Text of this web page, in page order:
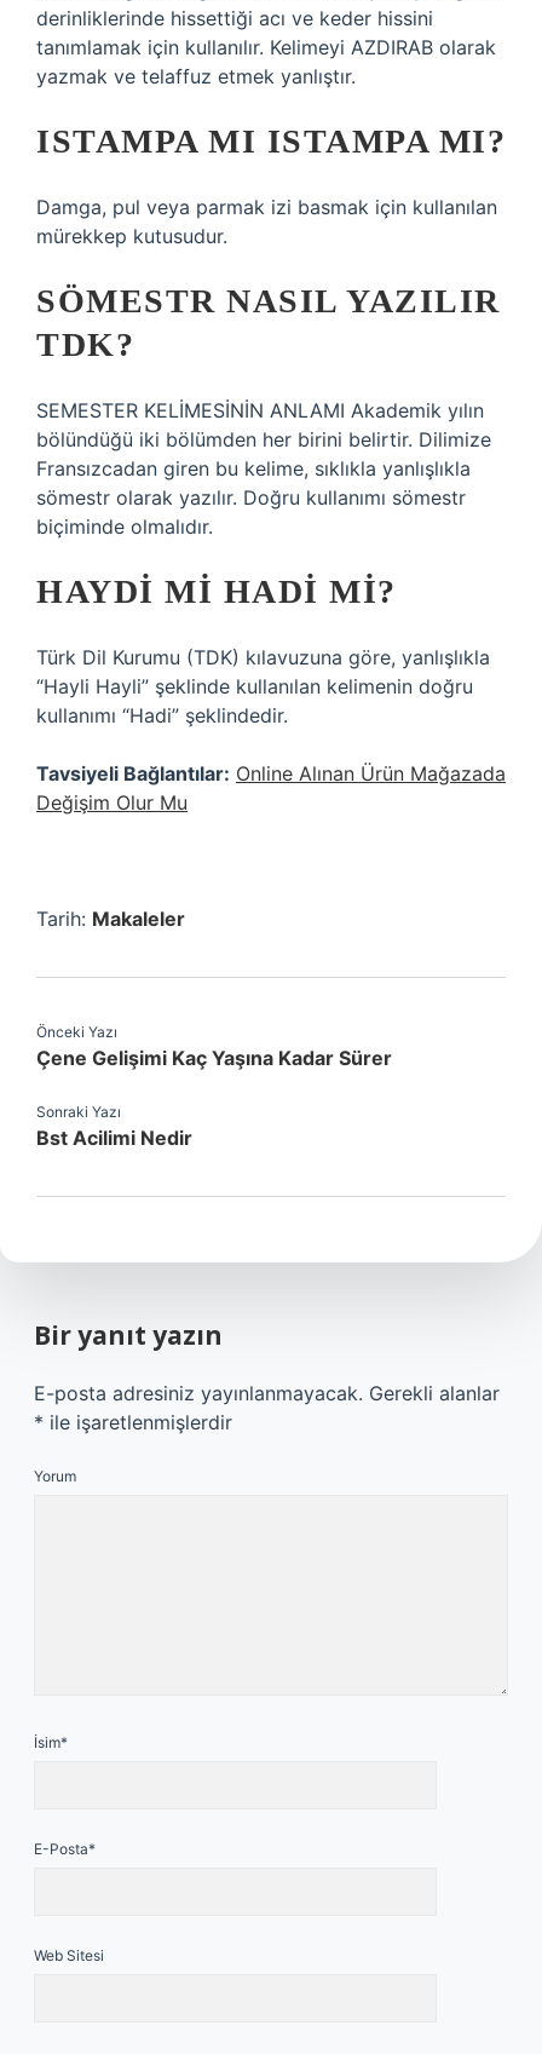
derinliklerinde hissettiği acı ve keder hissini
tanımlamak için kullanılır. Kelimeyi AZDIRAB olarak
yazmak ve telaffuz etmek yanlıştır.
ISTAMPA MI ISTAMPA MI?
Damga, pul veya parmak izi basmak için kullanılan
mürekkep kutusudur.
SÖMESTR NASIL YAZILIR
TDK?
SEMESTER KELİMESİNİN ANLAMI Akademik yılın
bölündüğü iki bölümden her birini belirtir. Dilimize
Fransızcadan giren bu kelime, sıklıkla yanlışlıkla
sömestr olarak yazılır. Doğru kullanımı sömestr
biçiminde olmalıdır.
HAYDI MI HADI MI?
Türk Dil Kurumu (TDK) kılavuzuna göre, yanlışlıkla
“Hayli Hayli” şeklinde kullanılan kelimenin doğru
kullanımı “Hadi” şeklindedir.
Tavsiyeli Bağlantılar: Online Alınan Ürün Mağazada
Değişim Olur Mu
Tarih: Makaleler
Önceki Yazı
Çene Gelişimi Kaç Yaşına Kadar Sürer
Sonraki Yazı
Bst Acilimi Nedir
Bir yanıt yazın
E-posta adresiniz yayınlanmayacak. Gerekli alanlar
* ile işaretlenmişlerdir
Yorum
İsim*
E-Posta*
Web Sitesi